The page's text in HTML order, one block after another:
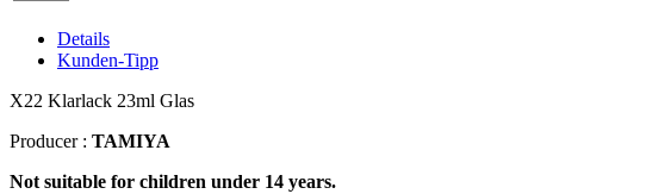
Details
Kunden-Tipp
X22 Klarlack 23ml Glas
Producer : TAMIYA
Not suitable for children under 14 years.